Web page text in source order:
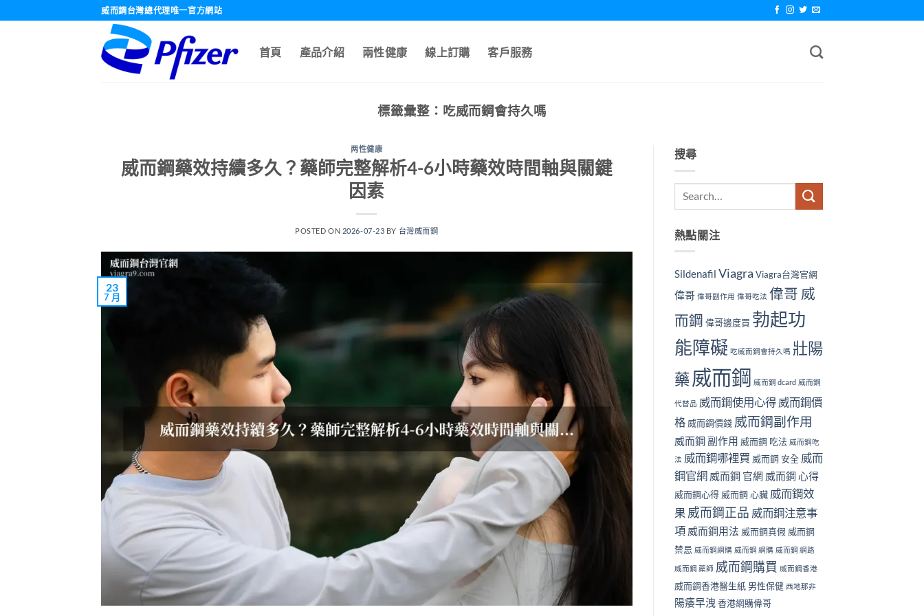
威而鋼台灣總代理唯一官方網站
首頁 產品介紹 兩性健康 線上訂購 客戶服務
標籤彙整： 吃威而鋼會持久嗎
两性健康
威而鋼藥效持續多久？藥師完整解析4-6小時藥效時間軸與關鍵
因素
POSTED ON 2026-07-23 BY 台灣威而鋼
23
7 月
搜尋
熱點關注
Sildenafil Viagra Viagra台灣官網
偉哥 偉哥副作用 偉哥吃法 偉哥 威
而鋼 偉哥邊度買 勃起功
能障礙 吃威而鋼會持久嗎 壯陽
藥 威而鋼 威而鋼 dcard 威而鋼
代替品 威而鋼使用心得 威而鋼價
格 威而鋼價錢 威而鋼副作用
威而鋼 副作用 威而鋼 吃法 威而鋼吃
法 威而鋼哪裡買 威而鋼 安全 威而
鋼官網 威而鋼 官網 威而鋼 心得
威而鋼心得 威而鋼 心臟 威而鋼效
果 威而鋼正品 威而鋼注意事
項 威而鋼用法 威而鋼真假 威而鋼
禁忌 威而鋼網購 威而鋼 網購 威而鋼 網路
威而鋼 藥師 威而鋼購買 威而鋼香港
威而鋼香港醫生紙 男性保健 西地那非
陽痿早洩 香港網購偉哥